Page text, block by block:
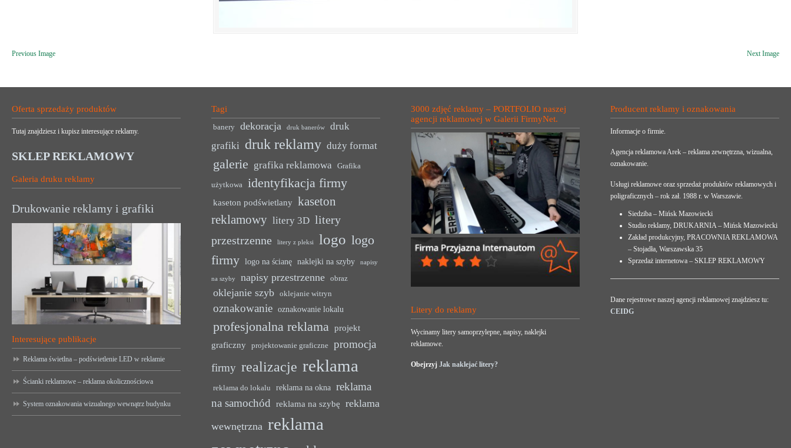
Previous Image Next Image
Oferta sprzedaży produktów
Tutaj znajdziesz i kupisz interesujące reklamy.
SKLEP REKLAMOWY
Galeria druku reklamy
Drukowanie reklamy i grafiki
Interesujące publikacje
Reklama świetlna – podświetlenie LED w reklamie
Ścianki reklamowe – reklama okolicznościowa
System oznakowania wizualnego wewnątrz budynku
Tagi
banery dekoracja druk banerów
druk
grafiki druk reklamy duży format
galerie grafika reklamowa Grafika
użytkowa identyfikacja firmy
kaseton podświetlany kaseton
reklamowy litery 3D litery
przestrzenne
litery z pleksi logo logo
firmy
logo na ścianę naklejki na szyby napisy
na szyby napisy przestrzenne obraz
oklejanie szyb oklejanie witryn
oznakowanie oznakowanie lokalu
profesjonalna reklama projekt
graficzny
projektowanie graficzne
promocja
firmy realizacje reklama
reklama do lokalu reklama na okna
reklama
na samochód reklama na szybę reklama
wewnętrzna reklama
3000 zdjęć reklamy – PORTFOLIO naszej
agencji reklamowej w Galerii FirmyNet.
Litery do reklamy
Wycinamy litery samoprzylepne, napisy, naklejki
reklamowe.
ObejrzyjJak naklejać litery?
Producent reklamy i oznakowania
Informacje o firmie.
Agencja reklamowa Arek – reklama zewnętrzna, wizualna,
oznakowanie.
Usługi reklamowe oraz sprzedaż produktów reklamowych i
poligraficznych – rok zał. 1988 r. w Warszawie.
Siedziba – Mińsk Mazowiecki
Studio reklamy, DRUKARNIA – Mińsk Mazowiecki
Zakład produkcyjny, PRACOWNIA REKLAMOWA
– Stojadła, Warszawska 35
Sprzedaż internetowa – SKLEP REKLAMOWY
Dane rejestrowe naszej agencji reklamowej znajdziesz tu:
CEIDG